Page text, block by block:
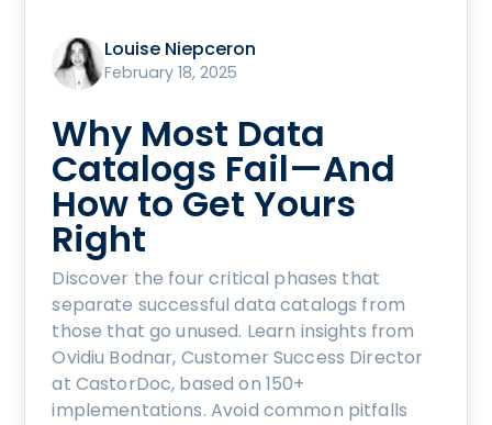
Louise Niepceron
February 18, 2025
Why Most Data
Catalogs Fail—And
How to Get Yours
Right
Discover the four critical phases that
separate successful data catalogs from
those that go unused. Learn insights from
Ovidiu Bodnar, Customer Success Director
at CastorDoc, based on 150+
implementations. Avoid common pitfalls